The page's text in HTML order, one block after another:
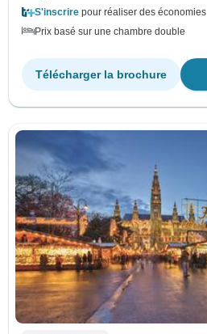
S'inscrire pour réaliser des économies
Prix basé sur une chambre double
Télécharger la brochure